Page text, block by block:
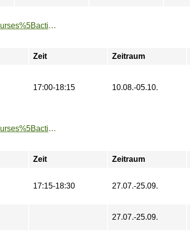
https://www.tu-sport.de/sportprogramm/kurse/?tx_dwzeh_courses%5Baction%5D=show&tx_dwzeh_courses%5BsportsDescription%5D=1138&cHash=4f4e1bae97958bd8f8cf300ca835e549
Zeit Zeitraum
17:00-18:15 10.08.-05.10.
https://www.tu-sport.de/sportprogramm/kurse/?tx_dwzeh_courses%5Baction%5D=show&tx_dwzeh_courses%5BsportsDescription%5D=1478&cHash=5c78237d5d5661b4105006821fad41b4
Zeit Zeitraum
17:15-18:30 27.07.-25.09.
27.07.-25.09.